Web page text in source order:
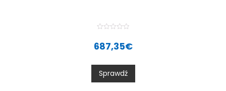
a
t
0
o
u
t
687,35€
Sprawdź